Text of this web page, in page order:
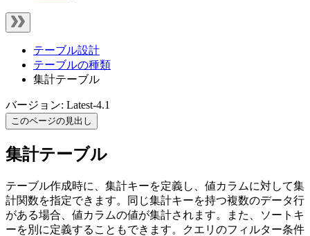
テーブル設計
テーブルの種類
集計テーブル
バージョン: Latest-4.1
このページの見出し
集計テーブル
テーブル作成時に、集計キーを定義し、値カラムに対して集
計関数を指定できます。同じ集計キーを持つ複数のデータ行
がある場合、値カラムの値が集計されます。また、ソートキ
ーを別に定義することもできます。クエリのフィルター条件